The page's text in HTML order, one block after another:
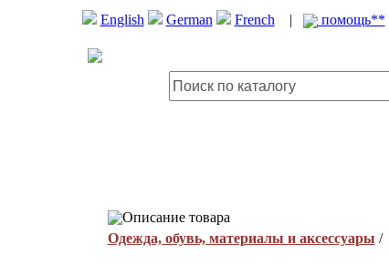
English German French | помощь**
Описание товара
Одежда, обувь, материалы и аксессуары /